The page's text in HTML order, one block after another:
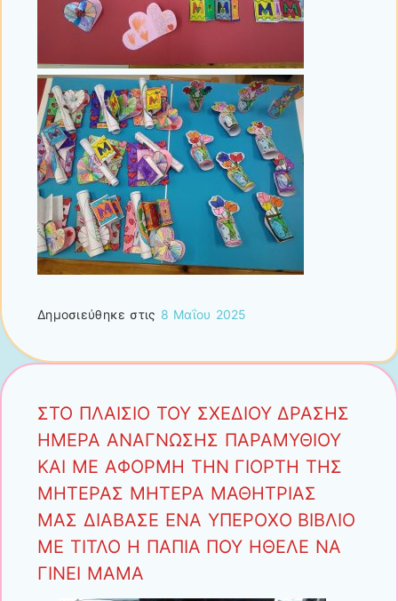
Δημοσιεύθηκε στις 8 Μαΐου 2025
ΣΤΟ ΠΛΑΙΣΙΟ ΤΟΥ ΣΧΕΔΙΟΥ ΔΡΑΣΗΣ
ΗΜΕΡΑ ΑΝΑΓΝΩΣΗΣ ΠΑΡΑΜΥΘΙΟΥ
ΚΑΙ ΜΕ ΑΦΟΡΜΗ ΤΗΝ ΓΙΟΡΤΗ ΤΗΣ
ΜΗΤΕΡΑΣ ΜΗΤΕΡΑ ΜΑΘΗΤΡΙΑΣ
ΜΑΣ ΔΙΑΒΑΣΕ ΕΝΑ ΥΠΕΡΟΧΟ ΒΙΒΛΙΟ
ΜΕ ΤΙΤΛΟ Η ΠΑΠΙΑ ΠΟΥ ΗΘΕΛΕ ΝΑ
ΓΙΝΕΙ ΜΑΜΑ